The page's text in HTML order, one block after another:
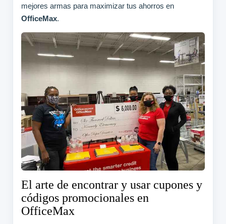
mejores armas para maximizar tus ahorros en
OfficeMax.
El arte de encontrar y usar cupones y
códigos promocionales en
OfficeMax